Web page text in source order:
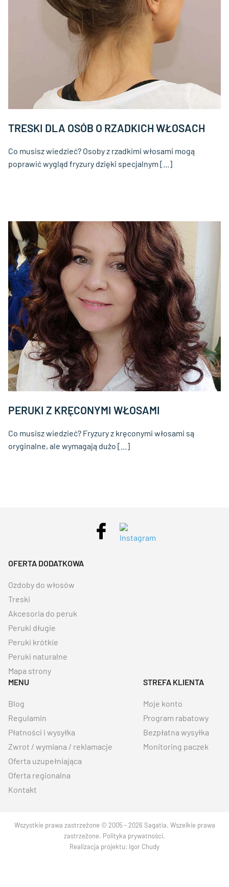
TRESKI DLA OSÓB O RZADKICH WŁOSACH
Co musisz wiedzieć? Osoby z rzadkimi włosami mogą
poprawić wygląd fryzury dzięki specjalnym [...]
PERUKI Z KRĘCONYMI WŁOSAMI
Co musisz wiedzieć? Fryzury z kręconymi włosami są
oryginalne, ale wymagają dużo [...]
OFERTA DODATKOWA
Ozdoby do włosów
Treski
Akcesoria do peruk
Peruki długie
Peruki krótkie
Peruki naturalne
Mapa strony
MENU
Blog
Regulamin
Płatności i wysyłka
Zwrot / wymiana / reklamacje
Oferta uzupełniająca
Oferta regionalna
Kontakt
STREFA KLIENTA
Moje konto
Program rabatowy
Bezpłatna wysyłka
Monitoring paczek
Wszystkie prawa zastrzeżone © 2005 - 2026 Sagatia. Wszelkie prawa
zastrzeżone. Polityka prywatności.
Realizacja projektu: Igor Chudy